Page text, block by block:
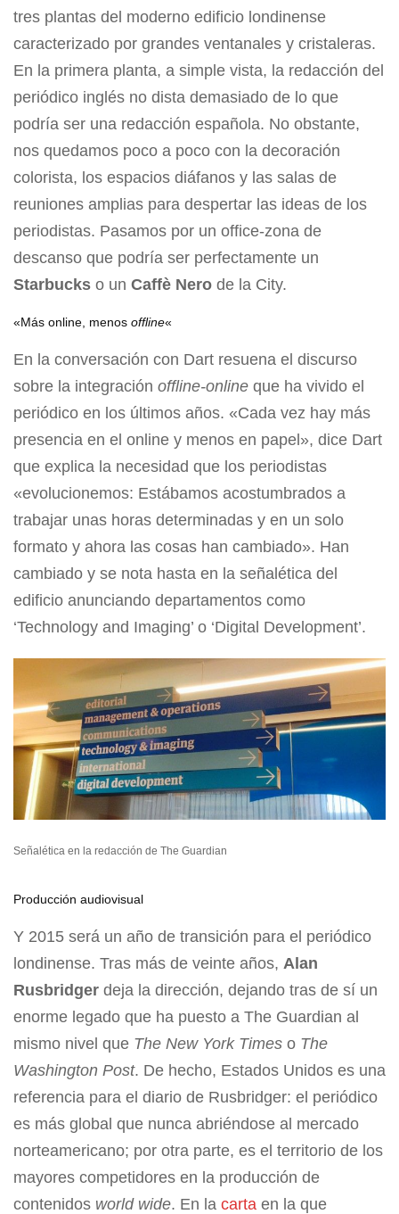
tres plantas del moderno edificio londinense
caracterizado por grandes ventanales y cristaleras.
En la primera planta, a simple vista, la redacción del
periódico inglés no dista demasiado de lo que
podría ser una redacción española. No obstante,
nos quedamos poco a poco con la decoración
colorista, los espacios diáfanos y las salas de
reuniones amplias para despertar las ideas de los
periodistas. Pasamos por un office-zona de
descanso que podría ser perfectamente un
Starbucks o un Caffè Nero de la City.
«Más online, menos offline«
En la conversación con Dart resuena el discurso
sobre la integración offline-online que ha vivido el
periódico en los últimos años. «Cada vez hay más
presencia en el online y menos en papel», dice Dart
que explica la necesidad que los periodistas
«evolucionemos: Estábamos acostumbrados a
trabajar unas horas determinadas y en un solo
formato y ahora las cosas han cambiado». Han
cambiado y se nota hasta en la señalética del
edificio anunciando departamentos como
‘Technology and Imaging’ o ‘Digital Development’.
Señalética en la redacción de The Guardian
Producción audiovisual
Y 2015 será un año de transición para el periódico
londinense. Tras más de veinte años, Alan
Rusbridger deja la dirección, dejando tras de sí un
enorme legado que ha puesto a The Guardian al
mismo nivel que The New York Times o The
Washington Post. De hecho, Estados Unidos es una
referencia para el diario de Rusbridger: el periódico
es más global que nunca abriéndose al mercado
norteamericano; por otra parte, es el territorio de los
mayores competidores en la producción de
contenidos world wide. En la carta en la que